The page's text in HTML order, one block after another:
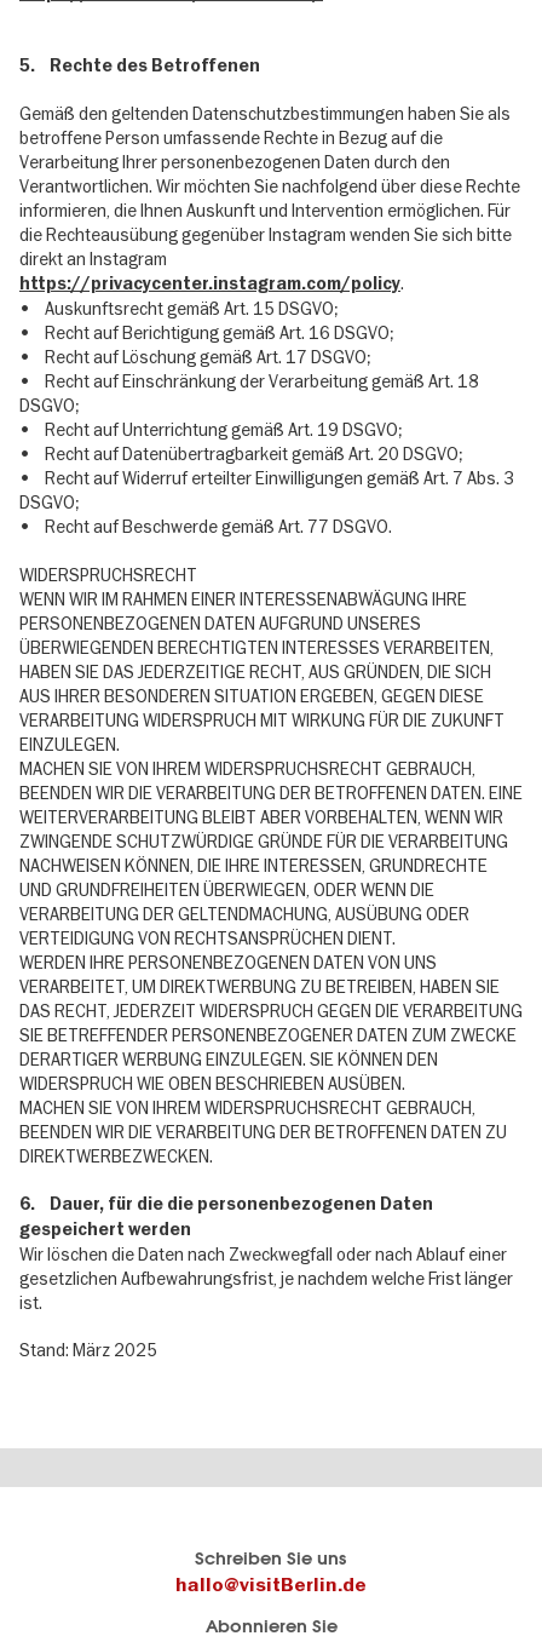
5. Rechte des Betroffenen
Gemäß den geltenden Datenschutzbestimmungen haben Sie als
betroffene Person umfassende Rechte in Bezug auf die
Verarbeitung Ihrer personenbezogenen Daten durch den
Verantwortlichen. Wir möchten Sie nachfolgend über diese Rechte
informieren, die Ihnen Auskunft und Intervention ermöglichen. Für
die Rechteausübung gegenüber Instagram wenden Sie sich bitte
direkt an Instagram
https://privacycenter.instagram.com/policy.
• Auskunftsrecht gemäß Art. 15 DSGVO;
• Recht auf Berichtigung gemäß Art. 16 DSGVO;
• Recht auf Löschung gemäß Art. 17 DSGVO;
• Recht auf Einschränkung der Verarbeitung gemäß Art. 18
DSGVO;
• Recht auf Unterrichtung gemäß Art. 19 DSGVO;
• Recht auf Datenübertragbarkeit gemäß Art. 20 DSGVO;
• Recht auf Widerruf erteilter Einwilligungen gemäß Art. 7 Abs. 3
DSGVO;
• Recht auf Beschwerde gemäß Art. 77 DSGVO.
WIDERSPRUCHSRECHT
WENN WIR IM RAHMEN EINER INTERESSENABWÄGUNG IHRE
PERSONENBEZOGENEN DATEN AUFGRUND UNSERES
ÜBERWIEGENDEN BERECHTIGTEN INTERESSES VERARBEITEN,
HABEN SIE DAS JEDERZEITIGE RECHT, AUS GRÜNDEN, DIE SICH
AUS IHRER BESONDEREN SITUATION ERGEBEN, GEGEN DIESE
VERARBEITUNG WIDERSPRUCH MIT WIRKUNG FÜR DIE ZUKUNFT
EINZULEGEN.
MACHEN SIE VON IHREM WIDERSPRUCHSRECHT GEBRAUCH,
BEENDEN WIR DIE VERARBEITUNG DER BETROFFENEN DATEN. EINE
WEITERVERARBEITUNG BLEIBT ABER VORBEHALTEN, WENN WIR
ZWINGENDE SCHUTZWÜRDIGE GRÜNDE FÜR DIE VERARBEITUNG
NACHWEISEN KÖNNEN, DIE IHRE INTERESSEN, GRUNDRECHTE
UND GRUNDFREIHEITEN ÜBERWIEGEN, ODER WENN DIE
VERARBEITUNG DER GELTENDMACHUNG, AUSÜBUNG ODER
VERTEIDIGUNG VON RECHTSANSPRÜCHEN DIENT.
WERDEN IHRE PERSONENBEZOGENEN DATEN VON UNS
VERARBEITET, UM DIREKTWERBUNG ZU BETREIBEN, HABEN SIE
DAS RECHT, JEDERZEIT WIDERSPRUCH GEGEN DIE VERARBEITUNG
SIE BETREFFENDER PERSONENBEZOGENER DATEN ZUM ZWECKE
DERARTIGER WERBUNG EINZULEGEN. SIE KÖNNEN DEN
WIDERSPRUCH WIE OBEN BESCHRIEBEN AUSÜBEN.
MACHEN SIE VON IHREM WIDERSPRUCHSRECHT GEBRAUCH,
BEENDEN WIR DIE VERARBEITUNG DER BETROFFENEN DATEN ZU
DIREKTWERBEZWECKEN.
6. Dauer, für die die personenbezogenen Daten
gespeichert werden
Wir löschen die Daten nach Zweckwegfall oder nach Ablauf einer
gesetzlichen Aufbewahrungsfrist, je nachdem welche Frist länger
ist.
Stand: März 2025
Schreiben Sie uns
hallo@visitBerlin.de
Abonnieren Sie